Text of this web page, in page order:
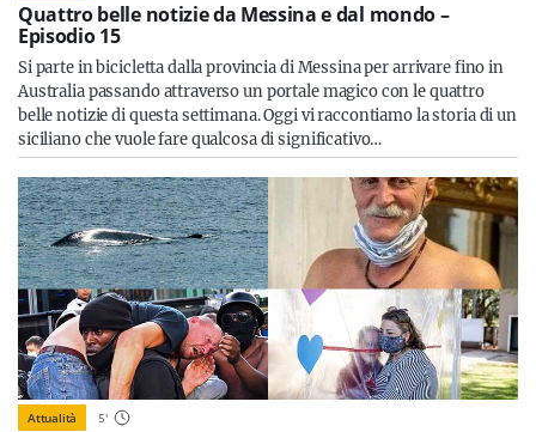
Quattro belle notizie da Messina e dal mondo –
Episodio 15
Si parte in bicicletta dalla provincia di Messina per arrivare fino in
Australia passando attraverso un portale magico con le quattro
belle notizie di questa settimana. Oggi vi raccontiamo la storia di un
siciliano che vuole fare qualcosa di significativo…
Attualità 5'